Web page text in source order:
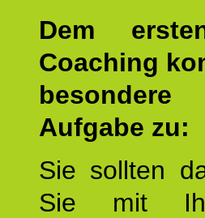
Dem
Coaching
Aufgabe zu:
Sie sollten
Sie mit